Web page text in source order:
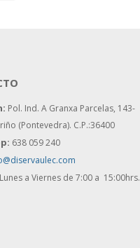
Pol. Ind. A Granxa Parcelas, 143-
(Pontevedra). C.P.:36400
638 059 240
Lunes a Viernes de 7:00 a 15:00hrs.